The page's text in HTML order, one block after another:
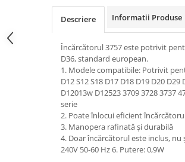
Utilaje si materiale de constructii
Laptop, Tablete & Telefoane
Accesorii tablete
Laptopuri si Accesorii
Telefoane Mobile & accesorii
Wearable & Gadgeturi
Electrocasnice & Climatizare
Accesorii si piese masini spalat
rufe si uscatoare
Accesorii si piese masini spalat
Descriere Informatii Produse
Încărcătorul 3757 este potrivit
D36, standard european.
1. Modele compatibile: Potrivit
D12 S12 S18 D17 D18 D19 D20
D12013w D12523 3709 3728 3737
serie
2. Poate înlocui eficient
3. Manopera rafinată și durabilă
4. Doar încărcătorul este inclus,
240V 50-60 Hz 6. Putere: 0,9W